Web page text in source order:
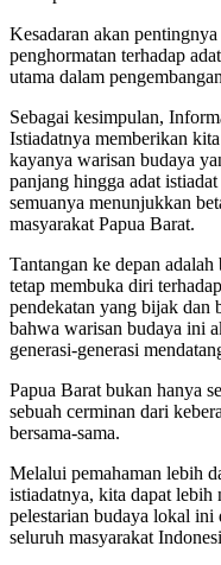
Kesadaran akan
penghormatan terhadap
utama dalam
Sebagai kesimpulan,
Istiadatnya memberikan
kayanya warisan budaya
panjang hingga adat
semuanya menunjukkan
masyarakat Papua Barat.
Tantangan ke depan
tetap membuka diri
pendekatan yang bijak dan
bahwa warisan budaya ini
generasi-generasi
Papua Barat bukan hanya
sebuah cerminan dari
bersama-sama.
Melalui pemahaman lebih
istiadatnya, kita dapat lebih
pelestarian budaya lokal ini
seluruh masyarakat